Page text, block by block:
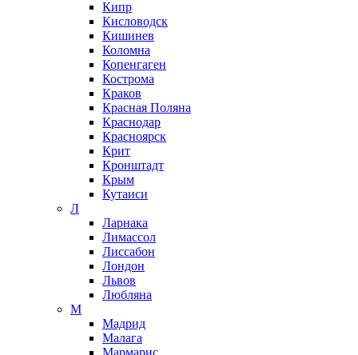
Кипр
Кисловодск
Кишинев
Коломна
Копенгаген
Кострома
Краков
Красная Поляна
Краснодар
Красноярск
Крит
Кронштадт
Крым
Кутаиси
Л
Ларнака
Лимассол
Лиссабон
Лондон
Львов
Любляна
М
Мадрид
Малага
Мармарис